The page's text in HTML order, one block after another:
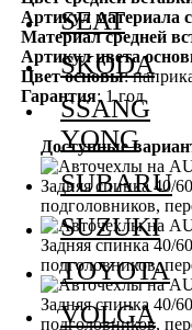
Артикул материала
Материал средней
Артикул цвета
Цвет основы:
Гарантия: 1 год
Доступные
SEAT
SKODA
SSANG
YONG
SUBARU
SUZUKI
TOYOTA
VOLGA